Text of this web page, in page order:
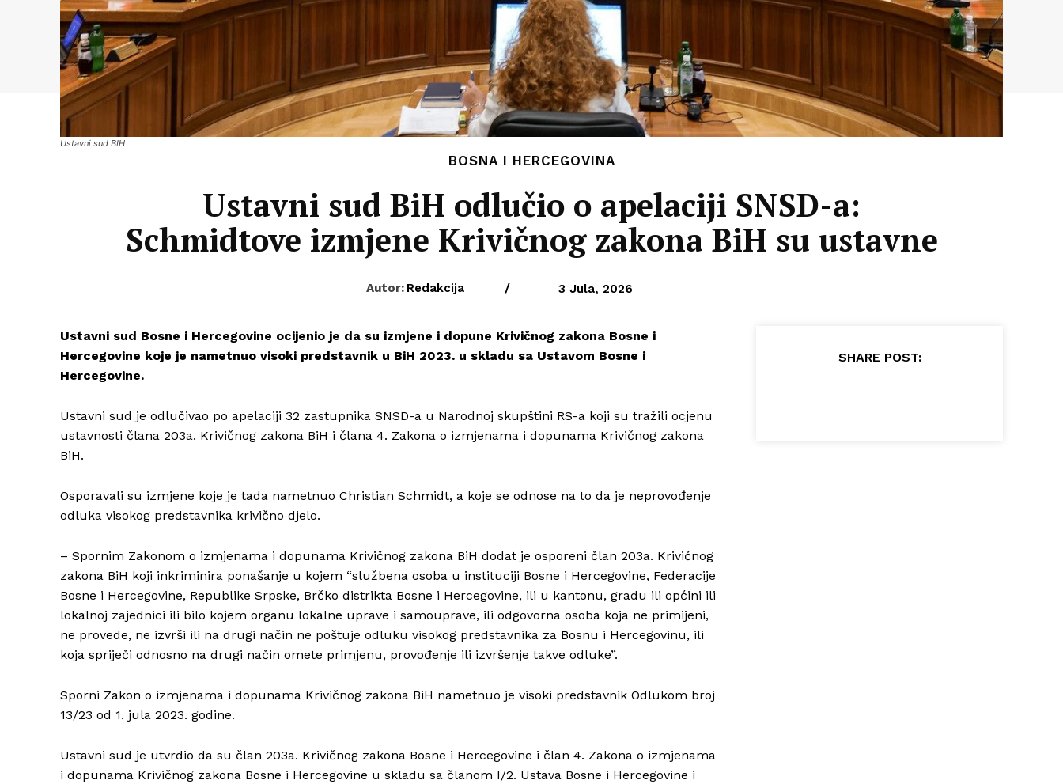
Ustavni sud BIH
BOSNA I HERCEGOVINA
Ustavni sud BiH odlučio o apelaciji SNSD-a:
Schmidtove izmjene Krivičnog zakona BiH su ustavne
Autor: Redakcija / 3 Jula, 2026
Ustavni sud Bosne i Hercegovine ocijenio je da su izmjene i dopune Krivičnog zakona Bosne i
Hercegovine koje je nametnuo visoki predstavnik u BiH 2023. u skladu sa Ustavom Bosne i
Hercegovine.
Ustavni sud je odlučivao po apelaciji 32 zastupnika SNSD-a u Narodnoj skupštini RS-a koji su tražili ocjenu
ustavnosti člana 203a. Krivičnog zakona BiH i člana 4. Zakona o izmjenama i dopunama Krivičnog zakona
BiH.
Osporavali su izmjene koje je tada nametnuo Christian Schmidt, a koje se odnose na to da je neprovođenje
odluka visokog predstavnika krivično djelo.
– Spornim Zakonom o izmjenama i dopunama Krivičnog zakona BiH dodat je osporeni član 203a. Krivičnog
zakona BiH koji inkriminira ponašanje u kojem “službena osoba u instituciji Bosne i Hercegovine, Federacije
Bosne i Hercegovine, Republike Srpske, Brčko distrikta Bosne i Hercegovine, ili u kantonu, gradu ili općini ili
lokalnoj zajednici ili bilo kojem organu lokalne uprave i samouprave, ili odgovorna osoba koja ne primijeni,
ne provede, ne izvrši ili na drugi način ne poštuje odluku visokog predstavnika za Bosnu i Hercegovinu, ili
koja spriječi odnosno na drugi način omete primjenu, provođenje ili izvršenje takve odluke”.
Sporni Zakon o izmjenama i dopunama Krivičnog zakona BiH nametnuo je visoki predstavnik Odlukom broj
13/23 od 1. jula 2023. godine.
Ustavni sud je utvrdio da su član 203a. Krivičnog zakona Bosne i Hercegovine i član 4. Zakona o izmjenama
i dopunama Krivičnog zakona Bosne i Hercegovine u skladu sa članom I/2. Ustava Bosne i Hercegovine i
SHARE POST: